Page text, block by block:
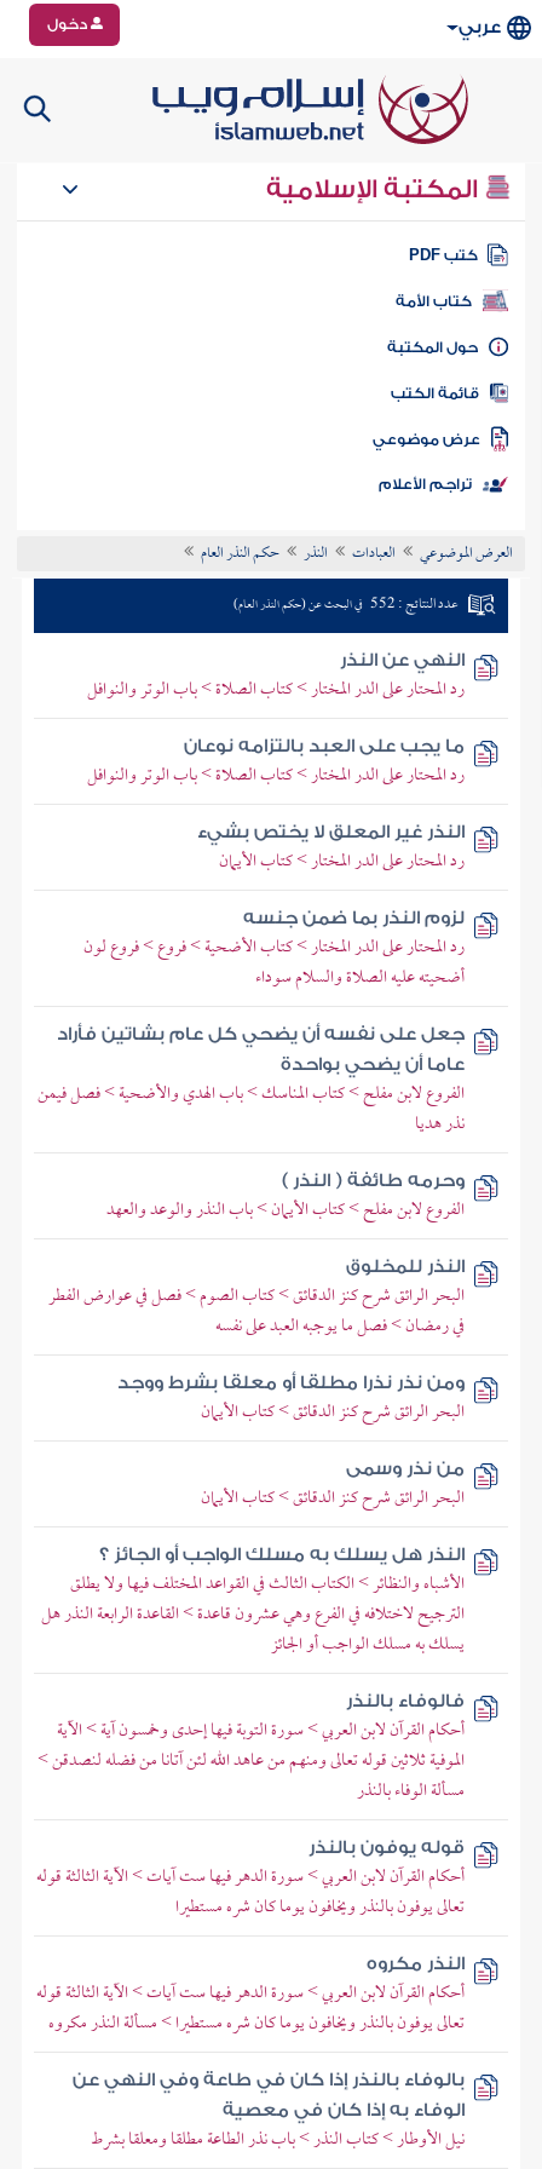
عربي دخول
المكتبة الإسلامية
كتب PDF
كتاب الأمة
المكتبة
الكتب
موضوعي
تراجم الأعلام
العرض الموضوعي العبادات النذر حكم النذر العام
عدد النتائج : 552 في البحث عن (حكم النذر العام)
النهي عن النذر
رد المحتار على الدر المختار > كتاب الصلاة > باب الوتر والنوافل
ما يجب على العبد بالتزامه نوعان
رد المحتار على الدر المختار > كتاب الصلاة > باب الوتر والنوافل
النذر غير المعلق لا يختص بشيء
رد المحتار على الدر المختار > كتاب الأيمان
لزوم النذر بما ضمن جنسه
رد المحتار على الدر المختار > كتاب الأضحية > فروع > فروع لون
أضحيته عليه الصلاة والسلام سوداء
جعل على نفسه أن يضحي كل عام بشاتين فأراد
عاما أن يضحي بواحدة
الفروع لابن مفلح > كتاب المناسك > باب الهدي والأضحية > فصل فيمن
نذر هديا
وحرمه طائفة ( النذر )
الفروع لابن مفلح > كتاب الأيمان > باب النذر والوعد والعهد
النذر للمخلوق
البحر الرائق شرح كنز الدقائق > كتاب الصوم > فصل في عوارض الفطر
في رمضان > فصل ما يوجبه العبد على نفسه
ومن نذر نذرا مطلقا أو معلقا بشرط ووجد
البحر الرائق شرح كنز الدقائق > كتاب الأيمان
من نذر وسمى
البحر الرائق شرح كنز الدقائق > كتاب الأيمان
النذر هل يسلك به مسلك الواجب أو الجائز ؟
الأشباه والنظائر > الكتاب الثالث في القواعد المختلف فيها ولا يطلق
الترجيح لاختلافه في الفرع وهي عشرون قاعدة > القاعدة الرابعة النذر هل
يسلك به مسلك الواجب أو الجائز
فالوفاء بالنذر
أحكام القرآن لابن العربي > سورة التوبة فيها إحدى وخمسون آية > الآية
الموفية ثلاثين قوله تعالى ومنهم من عاهد الله لئن آتانا من فضله لنصدقن >
مسألة الوفاء بالنذر
قوله يوفون بالنذر
أحكام القرآن لابن العربي > سورة الدهر فيها ست آيات > الآية الثالثة قوله
تعالى يوفون بالنذر ويخافون يوما كان شره مستطيرا
النذر مكروه
أحكام القرآن لابن العربي > سورة الدهر فيها ست آيات > الآية الثالثة قوله
تعالى يوفون بالنذر ويخافون يوما كان شره مستطيرا > مسألة النذر مكروه
بالوفاء بالنذر إذا كان في طاعة وفي النهي عن
الوفاء به إذا كان في معصية
نيل الأوطار > كتاب النذر > باب نذر الطاعة مطلقا ومعلقا بشرط